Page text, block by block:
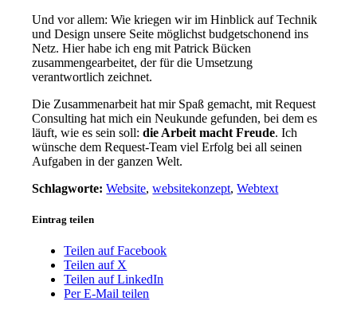
Und vor allem: Wie kriegen wir im Hinblick auf Technik
und Design unsere Seite möglichst budgetschonend ins
Netz. Hier habe ich eng mit Patrick Bücken
zusammengearbeitet, der für die Umsetzung
verantwortlich zeichnet.
Die Zusammenarbeit hat mir Spaß gemacht, mit Request
Consulting hat mich ein Neukunde gefunden, bei dem es
läuft, wie es sein soll:die Arbeit macht Freude. Ich
wünsche dem Request-Team viel Erfolg bei all seinen
Aufgaben in der ganzen Welt.
Schlagworte: Website,websitekonzept,Webtext
Eintrag teilen
Teilen auf Facebook
Teilen auf X
Teilen auf LinkedIn
Per E-Mail teilen